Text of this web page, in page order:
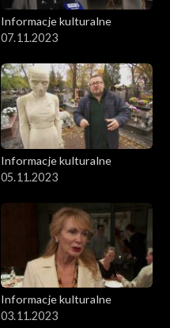
Informacje kulturalne
07.11.2023
Informacje kulturalne
05.11.2023
Informacje kulturalne
03.11.2023